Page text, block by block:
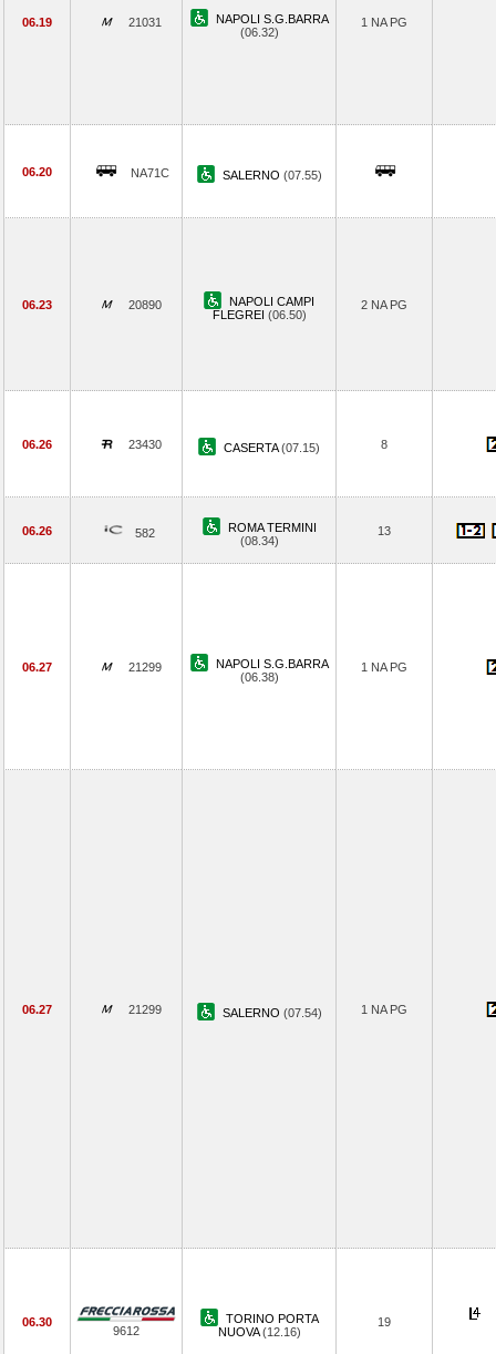
06.19 21031
NAPOLI S.G.BARRA
(06.32)
1 NA PG
06.20 NA71C SALERNO (07.55)
06.23 20890
NAPOLI CAMPI
FLEGREI (06.50)
2 NA PG
06.26 23430 CASERTA(07.15) 8
06.26 582
ROMA TERMINI
(08.34)
13
06.27 21299
NAPOLI S.G.BARRA
(06.38)
1 NA PG
06.27 21299 SALERNO (07.54) 1 NA PG
06.30
9612
TORINO PORTA
NUOVA(12.16)
19